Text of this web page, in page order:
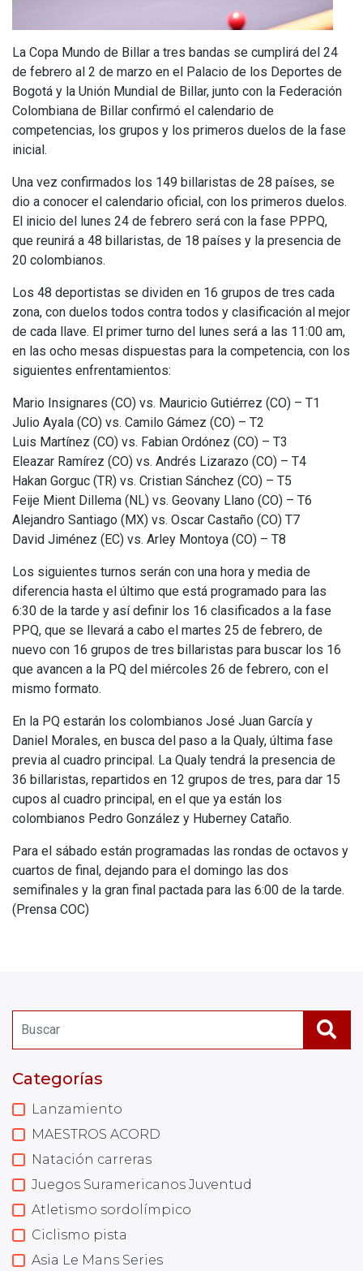
Categorías
Lanzamiento
MAESTROS ACORD
Natación carreras
Juegos Suramericanos Juventud
Atletismo sordolímpico
Ciclismo pista
Asia Le Mans Series
La Copa Mundo de Billar a tres bandas se cumplirá del 24
de febrero al 2 de marzo en el Palacio de los Deportes de
Bogotá y la Unión Mundial de Billar, junto con la Federación
Colombiana de Billar confirmó el calendario de
competencias, los grupos y los primeros duelos de la fase
inicial.
Una vez confirmados los 149 billaristas de 28 países, se
dio a conocer el calendario oficial, con los primeros duelos.
El inicio del lunes 24 de febrero será con la fase PPPQ,
que reunirá a 48 billaristas, de 18 países y la presencia de
20 colombianos.
Los 48 deportistas se dividen en 16 grupos de tres cada
zona, con duelos todos contra todos y clasificación al mejor
de cada llave. El primer turno del lunes será a las 11:00 am,
en las ocho mesas dispuestas para la competencia, con los
siguientes enfrentamientos:
Mario Insignares (CO) vs. Mauricio Gutiérrez (CO) – T1
Julio Ayala (CO) vs. Camilo Gámez (CO) – T2
Luis Martínez (CO) vs. Fabian Ordónez (CO) – T3
Eleazar Ramírez (CO) vs. Andrés Lizarazo (CO) – T4
Hakan Gorguc (TR) vs. Cristian Sánchez (CO) – T5
Feije Mient Dillema (NL) vs. Geovany Llano (CO) – T6
Alejandro Santiago (MX) vs. Oscar Castaño (CO) T7
David Jiménez (EC) vs. Arley Montoya (CO) – T8
Los siguientes turnos serán con una hora y media de
diferencia hasta el último que está programado para las
6:30 de la tarde y así definir los 16 clasificados a la fase
PPQ, que se llevará a cabo el martes 25 de febrero, de
nuevo con 16 grupos de tres billaristas para buscar los 16
que avancen a la PQ del miércoles 26 de febrero, con el
mismo formato.
En la PQ estarán los colombianos José Juan García y
Daniel Morales, en busca del paso a la Qualy, última fase
previa al cuadro principal. La Qualy tendrá la presencia de
36 billaristas, repartidos en 12 grupos de tres, para dar 15
cupos al cuadro principal, en el que ya están los
colombianos Pedro González y Huberney Cataño.
Para el sábado están programadas las rondas de octavos y
cuartos de final, dejando para el domingo las dos
semifinales y la gran final pactada para las 6:00 de la tarde.
(Prensa COC)